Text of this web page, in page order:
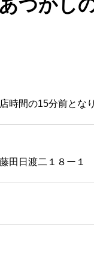
つかし
時間の15分前とな
田日渡二１８ー１